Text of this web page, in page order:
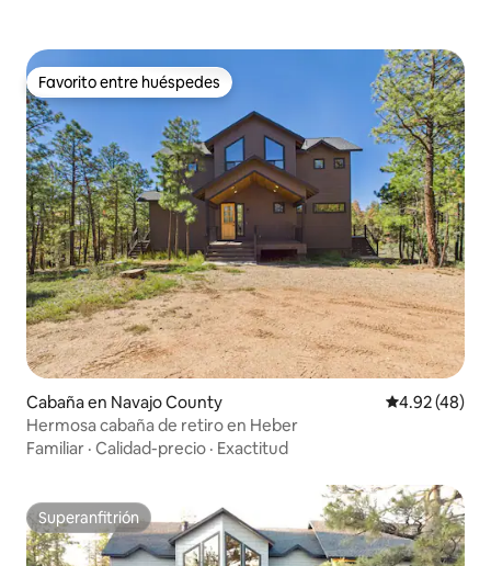
Favorito entre huéspedes
Favorito entre huéspedes
Cabaña en Navajo County Calificación
4.92 (48)
Hermosa cabaña de retiro en Heber
Familiar · Calidad-precio · Exactitud
Superanfitrión
Superanfitrión